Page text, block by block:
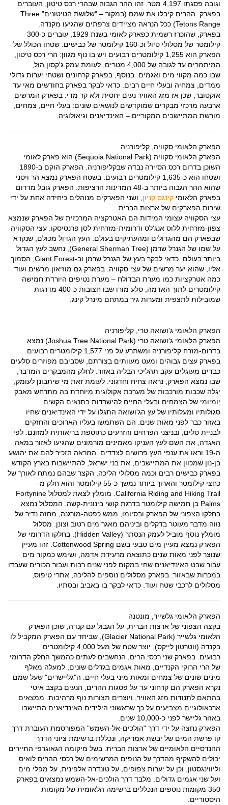
וגובה פסגתו 4,197 מטר. זהו ההר הגבוה שבהרי רכס טיטון, העוברים
בפארק. ההרים קיבלו את שמם (במקור – "שלושת הטיטונים" Three
Tetons Range) ככל הנראה מציידים צרפתים שהגיעו מקנדה.
בפארק, שהוכרז רשמית כפארק לאומי בשנת 1929, עוברים כ-300
קילומטר של מסלולי טיול וכ-160 קילומטר של כבישים. שטחו הכולל של
הפארק הוא 1,255 קילומטרים רבועים ויש בו נוף מגוון: הרי רכס טיטון,
המיתמרים עד לגובה של 4,000 מטרים, לעומת עמק ג'קסון הול,
שבו כמה מקווי מים ואגמים. בנוסף, בפארק קרחונים ושטחי יערות גדולי
ממדים, צמחיה ובעלי חיים רבים. כדאי לבקר בפארק בחודשים מאי עד
אוקטובר, שכן אז מזג האוויר נעים יחסית ולא קר מדי. בפארק המרשים
ארבעה מרכזי מבקרים שמוקדשים לנושאים שונים: בעלי חיים, צמחים,
מורשת המתיישבים המקוריים – האינדיאנים וגיאולוגיה.
הפארק הלאומי סקוויה, קליפורניה
הפארק הלאומי סקוויה (Sequoia National Park) הוא פארק לאומי
השוכן בדרום רכס הסיירה נבדה שבקליפורניה. הפארק הוקם ב-1890
ושטחו הוא כ-1,635 קילומטרים רבועים. בשטח הפארק נמצא הר ויטני
שהוא ההר הגבוה ביותר ב-48 המדינות הרציפות. הפארק גובל מדרום
בפארק הלאומי קינגס קניון , ושני הפארקים מנוהלים כיחידה אחת על ידי
שירות הפארקים של ארצות הברית.
עצי הסקוויה עצומי המידות הם האטרקציה המרכזית של הפארק שנמצא
צפון-מזרחית ללוס אנג'לס ודרומית-מזרחית לסן פרנסיסקו. עצי הסקוויה
שבפארק הם מהגדולים ומהעתיקים בעולם. העץ הגדול מכולם, שנקרא
על שמו של הגנרל שרמן (General Sherman Tree), נחשב לעץ הגדול
ביותר בעולם. כדאי לבקר בעץ של הגנרל שרמן וב-Giant Forest, הסמוך
אליו, שהוא יער מרשים של עצי סקוויה. בפארק גם מוזיאון מרשים ועוד
כמה אטרקציות כמו מערת הבדולח – מערת נטיפים היורדת חמישה
קילומטרים לתוך האדמה, סלע מורו שבו חצובות כ-400 מדרגות
שמובילות לתצפית ומערות גיר במתחם מינרל קינג.
הפארק הלאומי ג'ושואה טרי, קליפורניה
הפארק הלאומי ג'ושואה טרי (Joshua Tree National Park) נמצא
בדרום-מזרח קליפורניה ומשתרע על פני 1,577 קילומטרים רבועים.
בפארק עצים גבוהים ומעט מעוותים בצורתם, שסביבם מפוזרים סלעים
כבדים מעוגלים עקב תהליכי הבליה באזור. לחלק מהמבקרים המדבר,
שבו נמצא הפארק, נראה צחיח וחדגוני. לעומת זאת מי שיתבונן לעומק,
יגלה שכבות מורכבות של מערכת אקולוגית מיוחדת בה מתרחש מאבק
יומיומי של הצמחים ובעלי החיים להישרדות בתנאים הקשים.
סגולותיו ומעלותיו של עץ הג'ושואה התגלו על ידי האינדיאנים שחיו
באזור כבר לפני מאות שנים. הם השתמשו בעליו הארוכים והחזקים
לבניית סלים, ובניצני הפרחים והזרעים כתוספת בריאותית למזונם. לפי
האגדה, את השם לעץ העניקו מאמינים מורמונים שהגיעו לאזור במאה
ה-19 וראו את ענפי העץ פרושים לצדדים. המראה הזכיר להם את יהושע
בן-נון שמכוון את המתיישבים, את בני ישראל, להתיישבות בארץ הקודש.
בפארק כבישים רבים וכמה מסלולי הליכה, הקצר שבהם נמתח לאורך של
כחצי קילומטר והארוך ביותר נמשך כ-55 קילומטר והוא חלק מ-
California Riding and Hiking Trail. מומלץ לצאת למסלול Fortynine
Palms בן חמישה קילומטר בדרגת קושי בינונית-קשה. המסלול נמצא
בחלקו הצפוני של הפארק ובסיומו, ממש כפטה-מורגנה, מחזה נדיר של
נווה מדבר מעוטר בדקלים וביניהם מאגר מים רטוב וצונן. מסלול
מומלץ נוסף מוביל לעמק הנסתר (Hidden Valley). בחלקו הדרומי של
הפארק נמצא מעיין מים טבעי בשם Cottonwood Spring. זהו מעיין
שנוצר לפני מאות שנים כתוצאה מרעידת אדמה, ושימש כמקור מים
עבור שבט האינדיאנים שחי במקום לפני שנים רבות ועבור הכורים שעבדו
במכרות שבאזור. בפארק מסלולים נוספים להליכה, אתרי טיפוס,
מסלולים לרכבי שטח ועוד. כדאי לבקר בו באביב ובסתיו.
הפארק הלאומי גלשייר, מונטנה
בקצה הצפוני של ארצות הברית, על הגבול עם קנדה, שוכן הפארק
הלאומי גלשייר (Glacier National Park), שביחד עם הפארק המקביל לו
בקנדה (ווטרטון לייקס), יוצר שטח של מעל 4,000 קילומטרים
רבועים. בפארק שני רכסי הרים, הנחשבים לעתים כהמשך החלק הדרומי
של הרי הרוקי הקנדיים, מאות אגמים בגדלים שונים, למעלה מאלף
מינים שונים של צמחים ומאות מיני בעלי חיים. ה"גליישרים" שעל שמם
נקרא הפארק הם קרחוני עד על פסגות ההרים, הנעים בקצב איטי
בהתאם לתנודות מזג האוויר, ויוצרים תצורות נוף מרהיבות. ממצאים
ארכאולוגיים מצביעים על כך שראשוני הילידים האינדיאנים התיישבו
באזור גליישר לפני כ-10,000 שנים.
הפארק נחצה על ידי דרך "הולכים-אל-השמש" המפורסמת העוברת דרך
קו פרשת המים של יבשת אמריקה, ונכללת ברשימת ציוני הדרך
ההנדסיים הלאומיים של ארצות הברית. בשל מיקומה הגאוגרפי התיירים
יכולים להשקיף מהדרך על הנופים המרשימים של רכסי ההרים לואיס
וליווינגסטון, וכן על יערות צפופים, על טונדרה אלפינית, על מפלי מים
ועל שני אגמים גדולים. מלבד דרך הולכים-אל-השמש נמצאים בפארק
350 מקומות נוספים הנכללים ברשימה הלאומית של מקומות
היסטוריים.